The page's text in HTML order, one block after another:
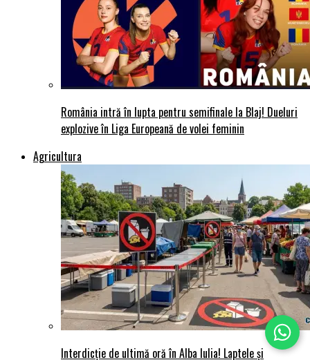
România intră în lupta pentru semifinale la Blaj! Dueluri
explozive în Liga Europeană de volei feminin
Agricultura
Interdicție de ultimă oră în Alba Iulia! Laptele și